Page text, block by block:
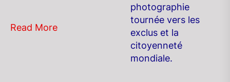
Read More
photographie
tournée vers les
exclus et la
citoyenneté
mondiale.